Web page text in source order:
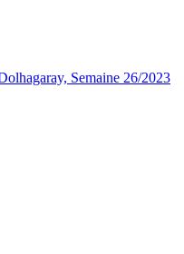
Semaine 26/2023